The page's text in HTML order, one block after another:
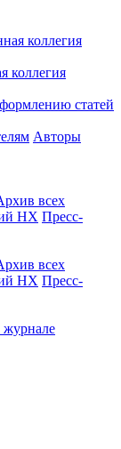
коллегия
коллегия
статей
Авторы
всех
НХ Пресс-
всех
НХ Пресс-
журнале